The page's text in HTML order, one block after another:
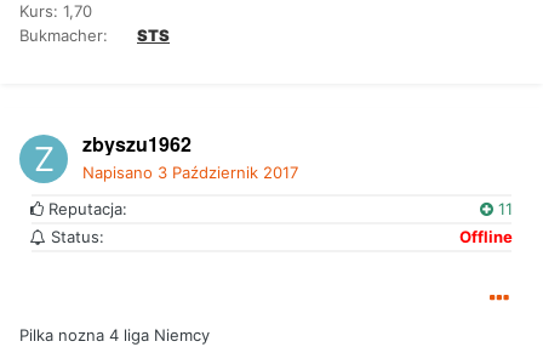
Kurs: 1,70
Bukmacher:
STS
zbyszu1962
Napisano 3 Październik 2017
Reputacja:
11
Status:
Offline
Pilka nozna 4 liga Niemcy